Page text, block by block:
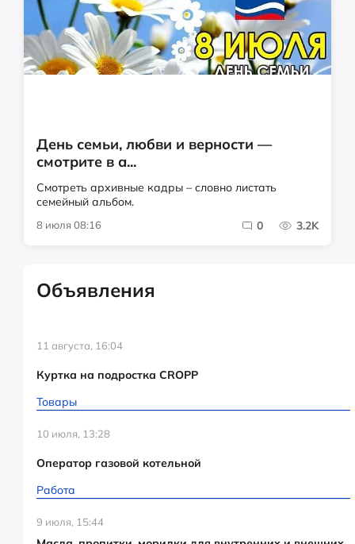
День семьи, любви и верности —
смотрите в а...
Смотреть архивные кадры – словно листать
семейный альбом.
8 июля 08:16 0 3.2K
Объявления
11 августа, 16:04
Куртка на подростка CROPP
Товары
10 июля, 13:28
Оператор газовой котельной
Работа
9 июля, 15:44